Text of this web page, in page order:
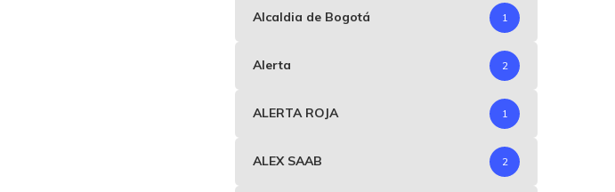
Alcaldia de Bogotá 1
Alerta 2
ALERTA ROJA 1
ALEX SAAB 2